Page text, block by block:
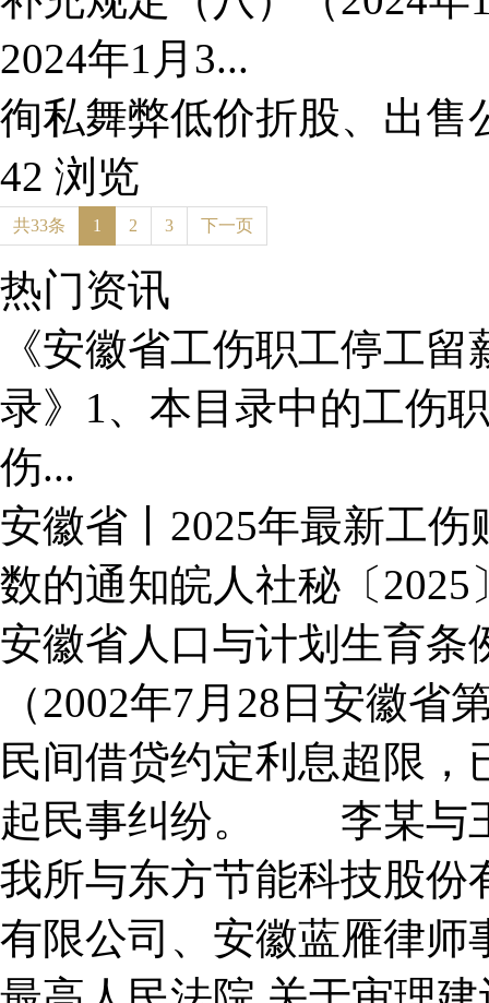
2024年1月3...
徇私舞弊低价折股、出售
42 浏览
共33条 1 2 3 下一页
热门资讯
《安徽省工伤职工停工留
录》1、本目录中的工伤
伤...
安徽省丨2025年最新工伤
数的通知皖人社秘〔
安徽省人口与计划生育条
（2002年7月28日安徽
民间借贷约定利息超限，
起民事纠纷。 李某与王
我所与东方节能科技股份
有限公司、安徽蓝雁律师